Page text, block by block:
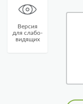
Версия
для слабо-
видящих